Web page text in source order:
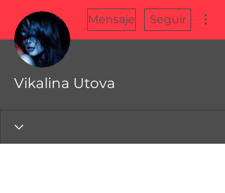
Mensaje Seguir
Vikalina Utova